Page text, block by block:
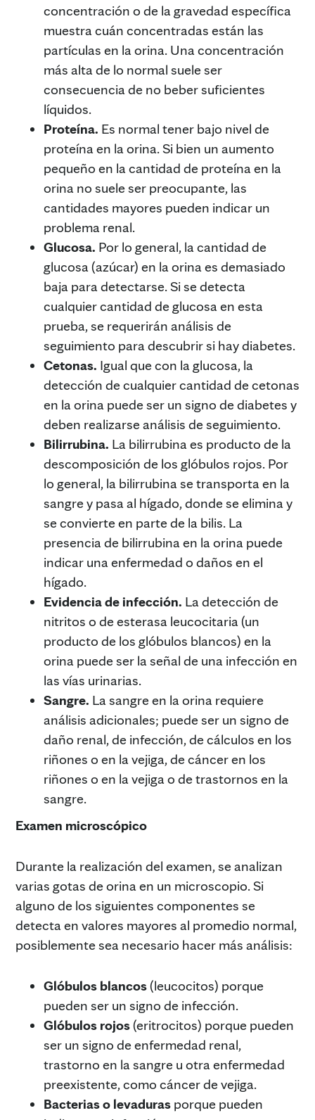
concentración o de la gravedad específica
muestra cuán concentradas están las
partículas en la orina. Una concentración
más alta de lo normal suele ser
consecuencia de no beber suficientes
líquidos.
Proteína. Es normal tener bajo nivel de
proteína en la orina. Si bien un aumento
pequeño en la cantidad de proteína en la
orina no suele ser preocupante, las
cantidades mayores pueden indicar un
problema renal.
Glucosa. Por lo general, la cantidad de
glucosa (azúcar) en la orina es demasiado
baja para detectarse. Si se detecta
cualquier cantidad de glucosa en esta
prueba, se requerirán análisis de
seguimiento para descubrir si hay diabetes.
Cetonas. Igual que con la glucosa, la
detección de cualquier cantidad de cetonas
en la orina puede ser un signo de diabetes y
deben realizarse análisis de seguimiento.
Bilirrubina. La bilirrubina es producto de la
descomposición de los glóbulos rojos. Por
lo general, la bilirrubina se transporta en la
sangre y pasa al hígado, donde se elimina y
se convierte en parte de la bilis. La
presencia de bilirrubina en la orina puede
indicar una enfermedad o daños en el
hígado.
Evidencia de infección. La detección de
nitritos o de esterasa leucocitaria (un
producto de los glóbulos blancos) en la
orina puede ser la señal de una infección en
las vías urinarias.
Sangre. La sangre en la orina requiere
análisis adicionales; puede ser un signo de
daño renal, de infección, de cálculos en los
riñones o en la vejiga, de cáncer en los
riñones o en la vejiga o de trastornos en la
sangre.
Examen microscópico
Durante la realización del examen, se analizan
varias gotas de orina en un microscopio. Si
alguno de los siguientes componentes se
detecta en valores mayores al promedio normal,
posiblemente sea necesario hacer más análisis:
Glóbulos blancos(leucocitos) porque
pueden ser un signo de infección.
Glóbulos rojos(eritrocitos) porque pueden
ser un signo de enfermedad renal,
trastorno en la sangre u otra enfermedad
preexistente, como cáncer de vejiga.
Bacterias o levaduras porque pueden